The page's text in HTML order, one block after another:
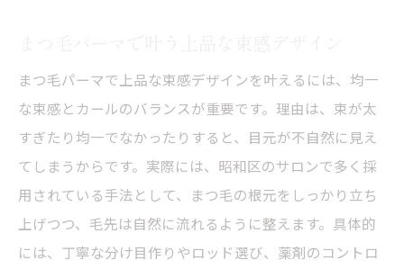
まつ毛パーマで上品な束感デザインを叶えるには、均一
な束感とカールのバランスが重要です。理由は、束が太
すぎたり均一でなかったりすると、目元が不自然に見え
てしまうからです。実際には、昭和区のサロンで多く採
用されている手法として、まつ毛の根元をしっかり立ち
上げつつ、毛先は自然に流れるように整えます。具体的
には、丁寧な分け目作りやロッド選び、薬剤のコントロ